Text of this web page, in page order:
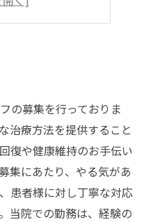
の募集を行っておりま
治療方法を提供すること
復や健康維持のお手伝い
集にあたり、やる気があ
患者様に対し丁寧な対応
当院での勤務は、経験の